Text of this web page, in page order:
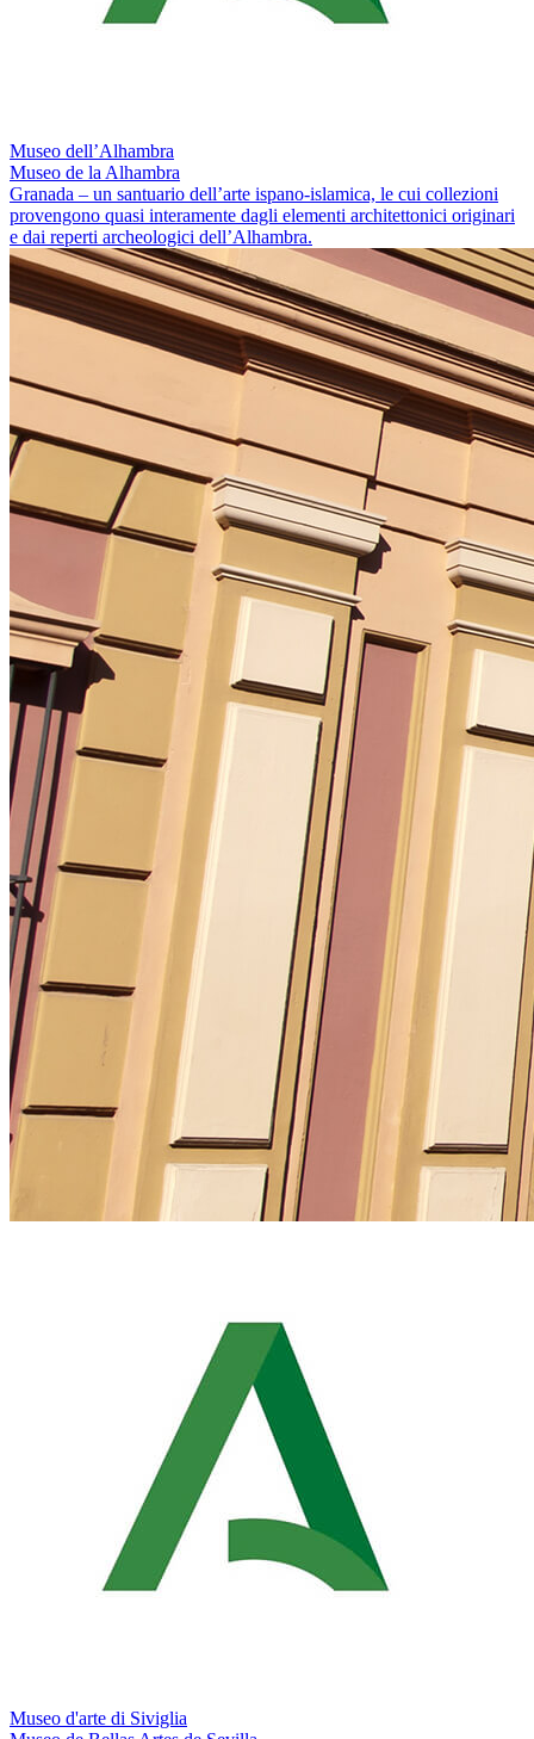
Museo dell’Alhambra
Museo de la Alhambra
Granada – un santuario dell’arte ispano-islamica, le cui collezioni
provengono quasi interamente dagli elementi architettonici originari
e dai reperti archeologici dell’Alhambra.
Museo d'arte di Siviglia